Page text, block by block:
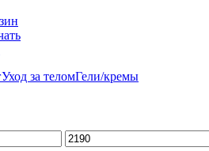
Уход за теломГели/кремы